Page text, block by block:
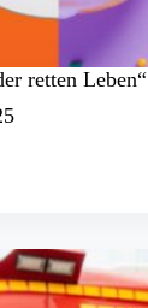
retten Leben“